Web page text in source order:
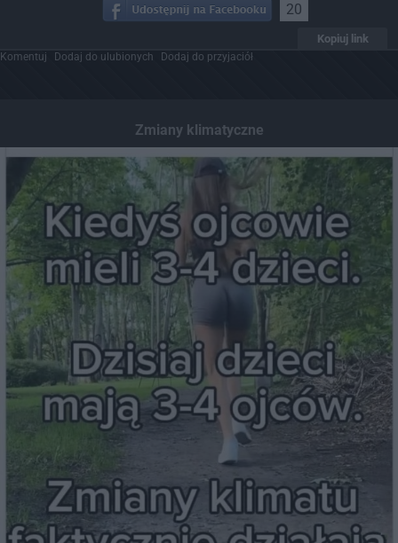
20
Kopiuj link
Komentuj Dodaj do ulubionych Dodaj do przyjaciół
Zmiany klimatyczne